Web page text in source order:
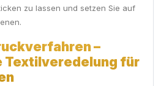
zu lassen und setzen Sie auf
–
Textilveredelung für